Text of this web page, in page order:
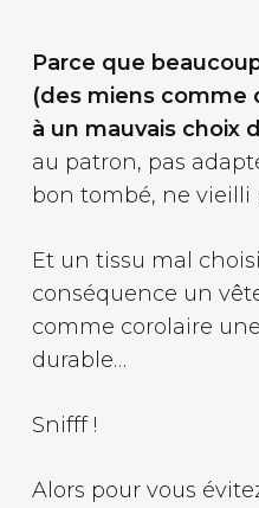
Parce que
(des miens comme
à un mauvais choix
au patron, pas
bon tombé, ne vieilli
Et un tissu mal
conséquence un
comme corolaire
durable…
Snifff !
Alors pour vous